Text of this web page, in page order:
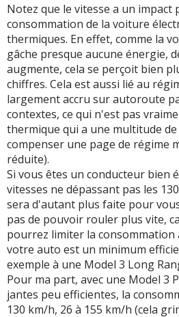
Notez que le vitesse a un
consommation de la voiture
thermiques. En effet, comme la
gâche presque aucune énergie,
augmente, cela se perçoit bien
chiffres. Cela est aussi lié au
largement accru sur autoroute
contextes, ce qui n'est pas
thermique qui a une multitude
compenser une page de régime
réduite).
Si vous êtes un conducteur bien
vitesses ne dépassant pas les
sera d'autant plus faite pour
pas de pouvoir rouler plus vite,
pourrez limiter la consommation
votre auto est un minimum
exemple à une Model 3 Long
Pour ma part, avec une Model 3
jantes peu efficientes, la
130 km/h, 26 à 155 km/h (cela